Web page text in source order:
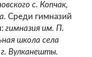
с. Копчак,
Среди гимназий
гимназия им. П.
школа села
г. Вулканешты.